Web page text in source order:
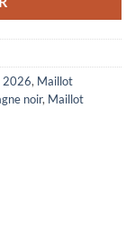
2026, Maillot
noir, Maillot